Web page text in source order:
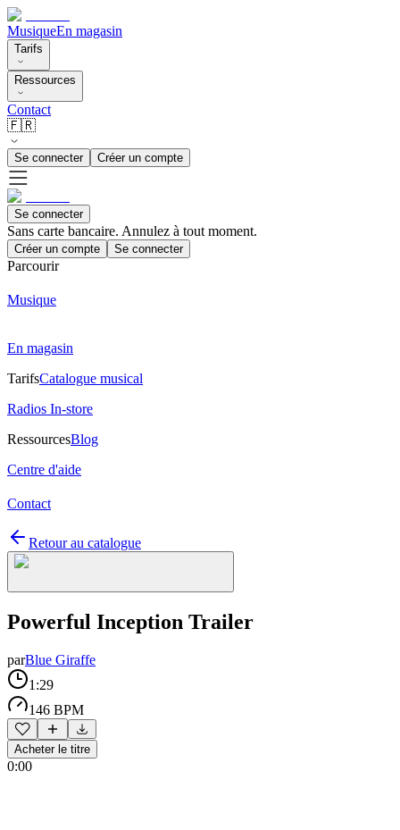
MusiqueEn magasin
Tarifs
Ressources
Contact
🇫🇷
Se connecter Créer un compte
Se connecter
Sans carte bancaire. Annulez à tout moment.
Créer un compte Se connecter
Parcourir
Musique
En magasin
TarifsCatalogue musical
Radios In-store
RessourcesBlog
Centre d'aide
Contact
Retour au catalogue
Powerful Inception Trailer
parBlue Giraffe
1:29
146 BPM
Acheter le titre
0:00